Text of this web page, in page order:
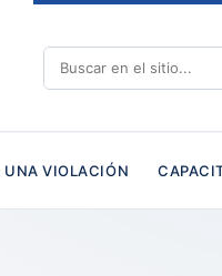
UNA VIOLACIÓN